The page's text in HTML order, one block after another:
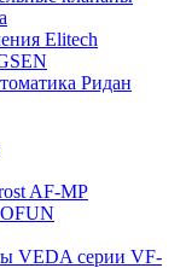
Elitech
Ридан
AF-MP
VEDA серии VF-